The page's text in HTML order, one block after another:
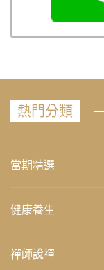
熱門分類
當期精選
健康養生
禪師說禪